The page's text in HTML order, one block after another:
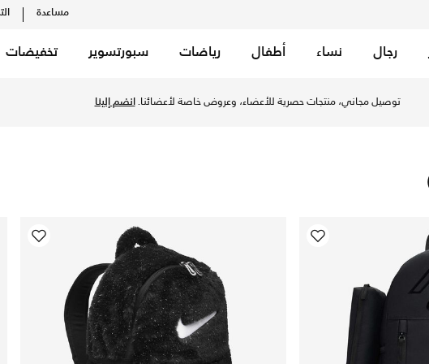
مساعدة
رجال نساء أطفال رياضات سبورتسوير تخفيضات
توصيل مجاني، منتجات حصرية